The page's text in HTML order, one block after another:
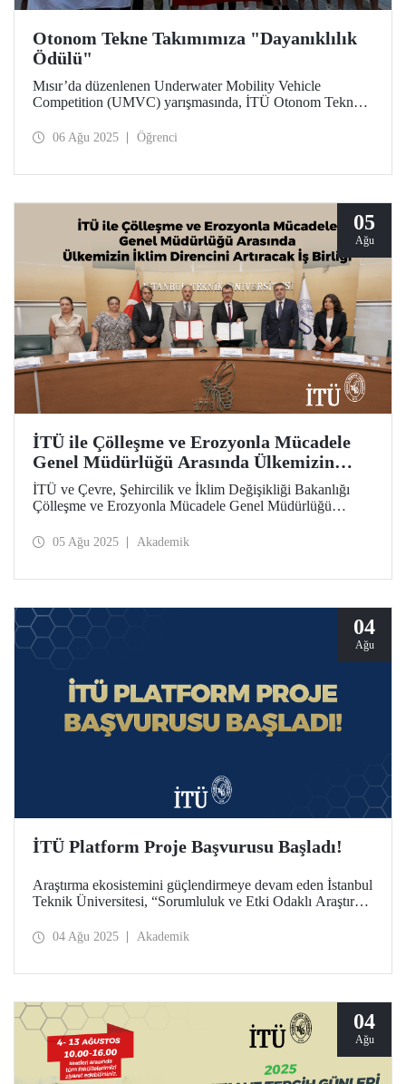
Otonom Tekne Takımımıza "Dayanıklılık
Ödülü"
Mısır’da düzenlenen Underwater Mobility Vehicle
Competition (UMVC) yarışmasında, İTÜ Otonom Tekne
06 Ağu 2025 Öğrenci
05
Ağu
İTÜ ile Çölleşme ve Erozyonla Mücadele
Genel Müdürlüğü Arasında Ülkemizin
İklim Direncini Artıracak İş Birliği
İTÜ ve Çevre, Şehircilik ve İklim Değişikliği Bakanlığı
Çölleşme ve Erozyonla Mücadele Genel Müdürlüğü
Korunması ve Hidrometeorolojik Afetlere Karşı İş Birliği
05 Ağu 2025 Akademik
04
Ağu
İTÜ Platform Proje Başvurusu Başladı!
Araştırma ekosistemini güçlendirmeye devam eden İstanbul
Teknik Üniversitesi, “Sorumluluk ve Etki Odaklı Araştırma
ilk kez bu yıl başlattı. Başvuru, 1 Ağustos - 1 Ekim 2025
04 Ağu 2025 Akademik
04
Ağu